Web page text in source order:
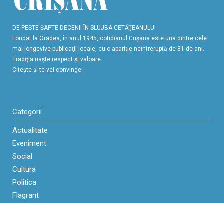
DE PESTE ŞAPTE DECENII ÎN SLUJBA CETĂŢEANULUI
Fondat la Oradea, în anul 1945, cotidianul Crişana este una dintre cele
mai longevive publicaţii locale, cu o apariţie neîntreruptă de 81 de ani.
Tradiţia naşte respect şi valoare.
Citeşte şi te vei convinge!
Categorii
Actualitate
Eveniment
Social
Cultura
Politica
Flagrant